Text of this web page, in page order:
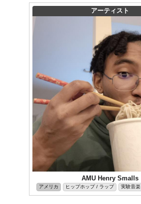
アーティスト
AMU Henry Smalls
アメリカ ヒップホップ / ラップ 実験音楽